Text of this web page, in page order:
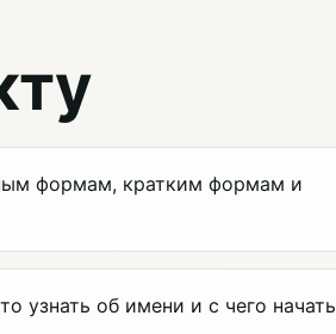
формам, кратким формам и
узнать об имени и с чего начать